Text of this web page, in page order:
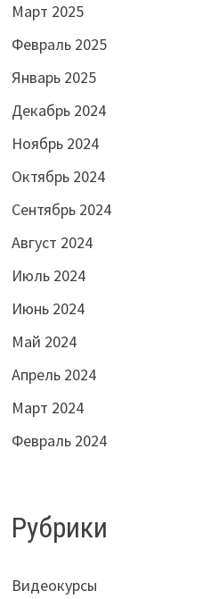
Март 2025
Февраль 2025
Январь 2025
Декабрь 2024
Ноябрь 2024
Октябрь 2024
Сентябрь 2024
Август 2024
Июль 2024
Июнь 2024
Май 2024
Апрель 2024
Март 2024
Февраль 2024
Рубрики
Видеокурсы